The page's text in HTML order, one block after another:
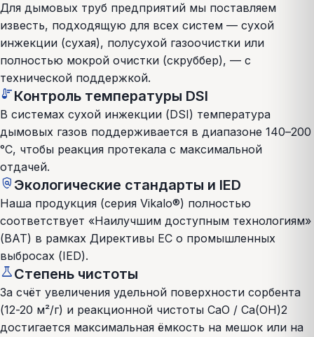
Для дымовых труб предприятий мы поставляем
известь, подходящую для всех систем — сухой
инжекции (сухая), полусухой газоочистки или
полностью мокрой очистки (скруббер), — с
технической поддержкой.
thermostatКонтроль температуры DSI
В системах сухой инжекции (DSI) температура
дымовых газов поддерживается в диапазоне 140–200
°C, чтобы реакция протекала с максимальной
отдачей.
policy Экологические стандарты и IED
Наша продукция (серия Vikalo®) полностью
соответствует «Наилучшим доступным технологиям»
(BAT) в рамках Директивы ЕС о промышленных
выбросах (IED).
scienceСтепень чистоты
За счёт увеличения удельной поверхности сорбента
(12-20 м²/г) и реакционной чистоты CaO / Ca(OH)2
достигается максимальная ёмкость на мешок или на